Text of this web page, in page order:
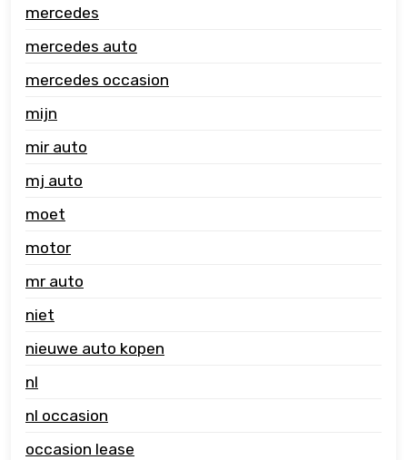
mercedes
mercedes auto
mercedes occasion
mijn
mir auto
mj auto
moet
motor
mr auto
niet
nieuwe auto kopen
nl
nl occasion
occasion lease